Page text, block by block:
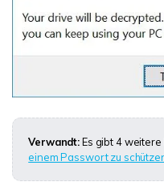
Verwandt:Es gibt 4
einem Passwort zu